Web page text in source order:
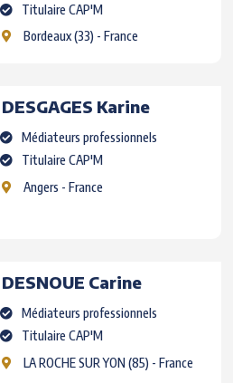
Titulaire CAP'M
Bordeaux(33) - France
DESGAGES Karine
Médiateurs professionnels
Titulaire CAP'M
Angers - France
DESNOUE Carine
Médiateurs professionnels
Titulaire CAP'M
LA ROCHE SUR YON(85) - France